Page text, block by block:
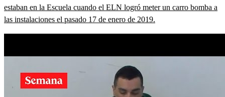
estaban en la Escuela cuando el ELN logró meter un carro bomba a
las instalaciones el pasado 17 de enero de 2019.